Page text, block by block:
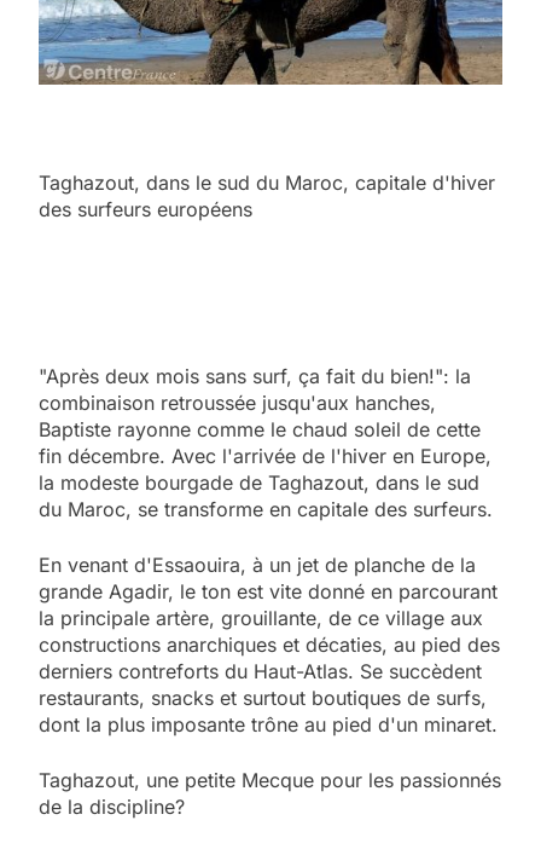
Taghazout, dans le sud du Maroc, capitale d'hiver
des surfeurs européens
"Après deux mois sans surf, ça fait du bien!": la
combinaison retroussée jusqu'aux hanches,
Baptiste rayonne comme le chaud soleil de cette
fin décembre. Avec l'arrivée de l'hiver en Europe,
la modeste bourgade de Taghazout, dans le sud
du Maroc, se transforme en capitale des surfeurs.
En venant d'Essaouira, à un jet de planche de la
grande Agadir, le ton est vite donné en parcourant
la principale artère, grouillante, de ce village aux
constructions anarchiques et décaties, au pied des
derniers contreforts du Haut-Atlas. Se succèdent
restaurants, snacks et surtout boutiques de surfs,
dont la plus imposante trône au pied d'un minaret.
Taghazout, une petite Mecque pour les passionnés
de la discipline?